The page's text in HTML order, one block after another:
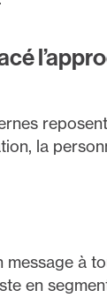
la
message à
en